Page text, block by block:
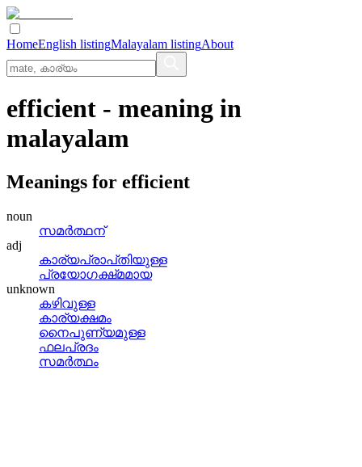
HomeEnglish listingMalayalam listingAbout
efficient - meaning in
malayalam
Meanings for efficient
noun
സമര്‍ത്ഥന്
adj
കാര്യപ്രാപ്‌തിയുള്ള
പ്രയോഗക്ഷ്‌മമായ
unknown
കഴിവുള്ള
കാര്യക്ഷമം
നൈപുണ്യമുള്ള
ഫലപ്രദം
സമര്‍ത്ഥം